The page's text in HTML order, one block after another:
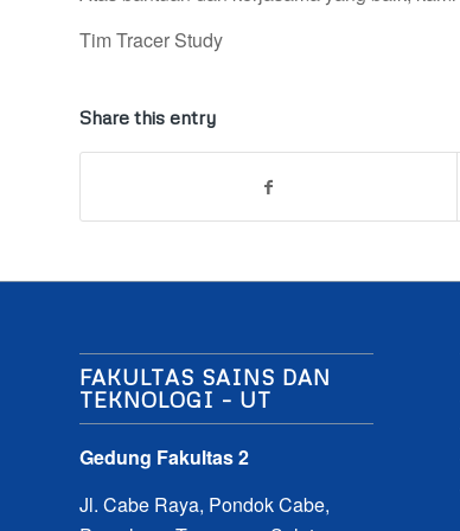
Tim Tracer Study
Share this entry
FAKULTAS SAINS DAN
TEKNOLOGI – UT
Gedung Fakultas 2
Jl. Cabe Raya, Pondok Cabe,